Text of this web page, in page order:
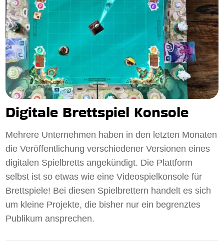
Digitale Brettspiel Konsole
Mehrere Unternehmen haben in den letzten Monaten
die Veröffentlichung verschiedener Versionen eines
digitalen Spielbretts angekündigt. Die Plattform
selbst ist so etwas wie eine Videospielkonsole für
Brettspiele! Bei diesen Spielbrettern handelt es sich
um kleine Projekte, die bisher nur ein begrenztes
Publikum ansprechen.